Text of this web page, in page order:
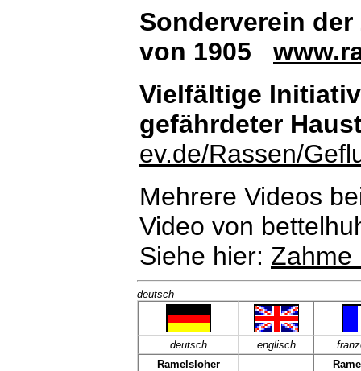
Sonderverein
von 1905
Vielfältige
gefährdeter
ev.de/Rassen/
Mehrere Videos
Video von
Siehe hier: Zahme
deutsch
deutsch englisch
Ramelsloher